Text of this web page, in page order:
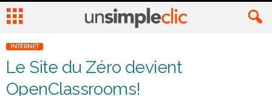
INTERNET
Le Site du Zéro devient
OpenClassrooms!